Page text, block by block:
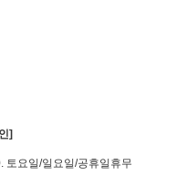
]
요일/일요일/공휴일휴무